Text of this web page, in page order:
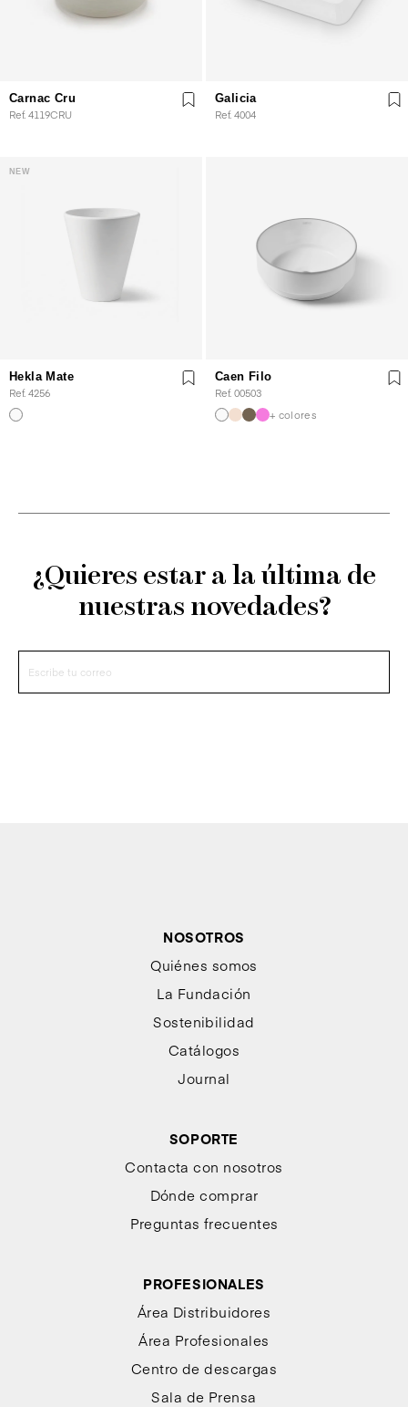
Carnac Cru
Ref. 4119CRU
Galicia
Ref. 4004
NEW
Hekla Mate
Ref. 4256
Caen Filo
Ref. 00503
+ colores
¿Quieres estar a la última de
nuestras novedades?
NOSOTROS
Quiénes somos
La Fundación
Sostenibilidad
Catálogos
Journal
SOPORTE
Contacta con nosotros
Dónde comprar
Preguntas frecuentes
PROFESIONALES
Área Distribuidores
Área Profesionales
Centro de descargas
Sala de Prensa